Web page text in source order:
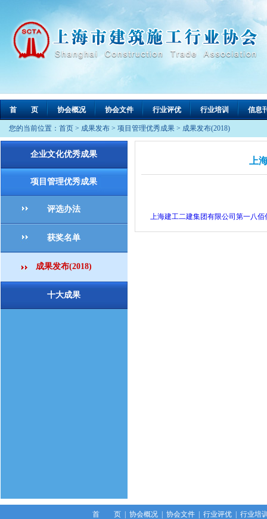
首 页 协会概况 协会文件 行业评优 行业培训 信息
您的当前位置： 首页 > 成果发布 > 项目管理优秀成果 > 成果发布(2018)
企业文化优秀成果
项目管理优秀成果
评选办法
获奖名单
成果发布(2018)
十大成果
上
上海建工二建集团有限公司第一八佰
首 页| 协会概况| 协会文件| 行业评优| 行业培